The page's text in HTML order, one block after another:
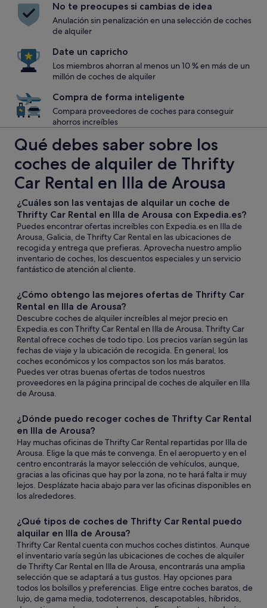
No te preocupes si cambias de idea
Anulación sin penalización en una selección de coches
de alquiler
Date un capricho
Los miembros ahorran al menos un 10 % en más de un
millón de coches de alquiler
Compra de forma inteligente
Compara proveedores de coches para conseguir
ahorros increíbles
Qué debes saber sobre los
coches de alquiler de Thrifty
Car Rental en Illa de Arousa
¿Cuáles son las ventajas de alquilar un coche de
Thrifty Car Rental en Illa de Arousa con Expedia.es?
Puedes encontrar ofertas increíbles con Expedia.es en Illa de
Arousa, Galicia, de Thrifty Car Rental en las ubicaciones de
recogida y entrega que prefieras. Aprovecha nuestro amplio
inventario de coches, los descuentos especiales y un servicio
fantástico de atención al cliente.
¿Cómo obtengo las mejores ofertas de Thrifty Car
Rental en Illa de Arousa?
Descubre coches de alquiler increíbles al mejor precio en
Expedia.es con Thrifty Car Rental en Illa de Arousa. Thrifty Car
Rental ofrece coches de todo tipo. Los precios varían según las
fechas de viaje y la ubicación de recogida. En general, los
coches económicos y los compactos son los más baratos.
Puedes ver otras buenas ofertas de todos nuestros
proveedores en la página principal de coches de alquiler en Illa
de Arousa.
¿Dónde puedo recoger coches de Thrifty Car Rental
en Illa de Arousa?
Hay muchas oficinas de Thrifty Car Rental repartidas por Illa de
Arousa. Elige la que más te convenga. En el aeropuerto y en el
centro encontrarás la mayor selección de vehículos, aunque,
gracias a las oficinas que hay por la zona, no te hará falta ir muy
lejos. Desplázate hacia abajo para ver las oficinas disponibles en
los alrededores.
¿Qué tipos de coches de Thrifty Car Rental puedo
alquilar en Illa de Arousa?
Thrifty Car Rental cuenta con muchos coches distintos. Aunque
el inventario varía según las ubicaciones de coches de alquiler
de Thrifty Car Rental en Illa de Arousa, encontrarás una amplia
selección que se adaptará a tus gustos. Hay opciones para
todos los bolsillos y preferencias. Elige entre coches baratos, de
lujo, de gama media, todoterrenos, descapotables, híbridos,